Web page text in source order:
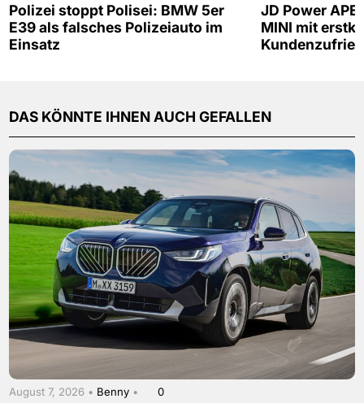
Polizei stoppt Polisei: BMW 5er
E39 als falsches Polizeiauto im
Einsatz
JD Power
MINI mit
DAS KÖNNTE IHNEN AUCH GEFALLEN
August 7, 2026 • Benny • 0